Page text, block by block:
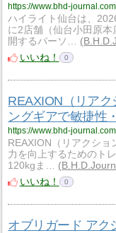
https://www.bhd-
ハイライト仙台は、
に2店舗（仙台小田原
開するパーソ…
いいね！
0
REAXION（リア
ングギアで敏捷性
https://www.bhd-
REAXION（リアクショ
力を向上するためのト
120kgま…
いいね！
0
オブリガード アク